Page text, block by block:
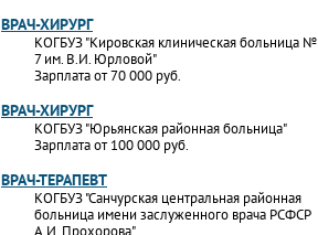
ВРАЧ-ХИРУРГ
КОГБУЗ "Кировская клиническая больница №
7 им. В.И. Юрловой"
Зарплата от 70 000 руб.
ВРАЧ-ХИРУРГ
КОГБУЗ "Юрьянская районная больница"
Зарплата от 100 000 руб.
ВРАЧ-ТЕРАПЕВТ
КОГБУЗ "Санчурская центральная районная
больница имени заслуженного врача РСФСР
А.И. Прохорова"